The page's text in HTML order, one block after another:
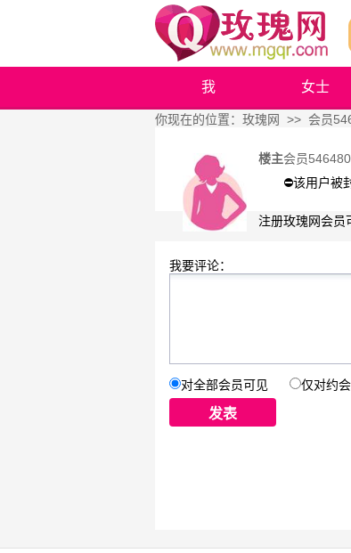
我 女士
你现在的位置： 玫瑰网 >> 会员
楼主会员
⛔️该用户被
注册玫瑰网会员
我要评论：
对全部会员可见 仅对约